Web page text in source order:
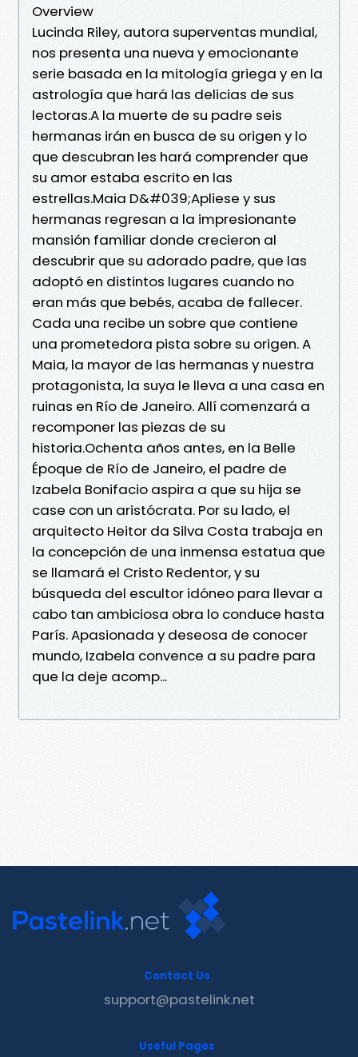
Overview
Lucinda Riley, autora superventas mundial,
nos presenta una nueva y emocionante
serie basada en la mitología griega y en la
astrología que hará las delicias de sus
lectoras.A la muerte de su padre seis
hermanas irán en busca de su origen y lo
que descubran les hará comprender que
su amor estaba escrito en las
estrellas.Maia D&#039;Apliese y sus
hermanas regresan a la impresionante
mansión familiar donde crecieron al
descubrir que su adorado padre, que las
adoptó en distintos lugares cuando no
eran más que bebés, acaba de fallecer.
Cada una recibe un sobre que contiene
una prometedora pista sobre su origen. A
Maia, la mayor de las hermanas y nuestra
protagonista, la suya le lleva a una casa en
ruinas en Río de Janeiro. Allí comenzará a
recomponer las piezas de su
historia.Ochenta años antes, en la Belle
Époque de Río de Janeiro, el padre de
Izabela Bonifacio aspira a que su hija se
case con un aristócrata. Por su lado, el
arquitecto Heitor da Silva Costa trabaja en
la concepción de una inmensa estatua que
se llamará el Cristo Redentor, y su
búsqueda del escultor idóneo para llevar a
cabo tan ambiciosa obra lo conduce hasta
París. Apasionada y deseosa de conocer
mundo, Izabela convence a su padre para
que la deje acomp...
Contact Us
support@pastelink.net
Useful Pages